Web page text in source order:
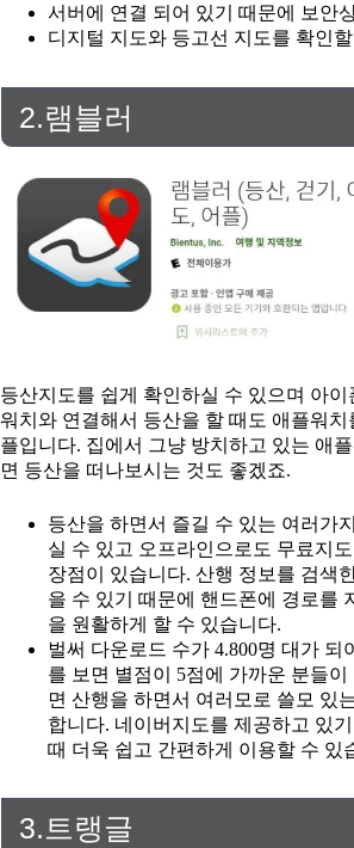
서버에 연결 되어 있기 때문에 보안
디지털 지도와 등고선 지도를 확인
2.램블러
등산지도를 쉽게 확인하실 수 있으며 아
워치와 연결해서 등산을 할 때도 애플워치
플입니다. 집에서 그냥 방치하고 있는 애
면 등산을 떠나보시는 것도 좋겠죠.
등산을 하면서 즐길 수 있는 여러가
실 수 있고 오프라인으로도 무료지
장점이 있습니다. 산행 정보를 검색
을 수 있기 때문에 핸드폰에 경로를
을 원활하게 할 수 있습니다.
벌써 다운로드 수가 4.800명 대가 되
를 보면 별점이 5점에 가까운 분들
면 산행을 하면서 여러모로 쓸모 있
합니다. 네이버지도를 제공하고 있
때 더욱 쉽고 간편하게 이용할 수 있
3.트랭글